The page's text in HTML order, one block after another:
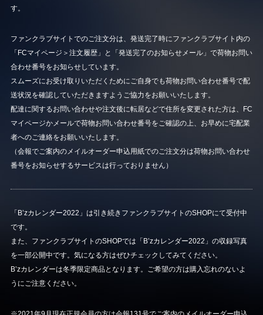
す。
ファンクラブサイトでのご注文分は、発送完了時にファンクラブサイト内の
「FCマイページ＞注文履歴」と「発送完了のお知らせメール」で荷物お問い
合わせ番号をお知らせしています。
スムーズにお受け取りいただくためにご自身でも荷物お問い合わせ番号で配
送状況を確認していただきますようご協力をお願いいたします。
配達に関するお問い合わせや注文後に転居などで住所を変更された方は、FC
マイページかメールで荷物お問い合わせ番号をご確認の上、お早めに宅配業
者へのご連絡をお願いいたします。
（会報でご案内のメイルオーダー申込用紙でのご注文分は荷物お問い合わせ
番号をお知らせするサービスは行っておりません）
「B’zカレンダー2022」は引き続きファンクラブサイトのSHOPにて受付中
です。
また、ファンクラブサイトのSHOPでは「B’zカレンダー2022」の収録写真
を一部公開中です。気になる方はぜひチェックしてみてください。
B’zカレンダーは冬季限定商品となります。ご希望の方は購入忘れのないよ
うにご注意ください。